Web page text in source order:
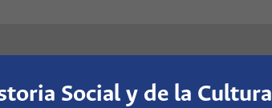
Social y de la Cultura